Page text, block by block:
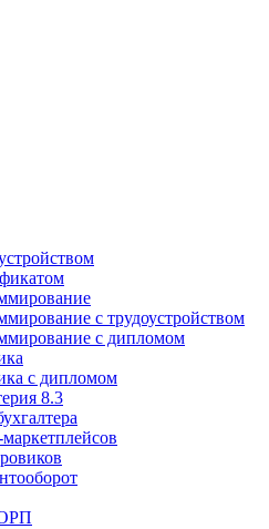
с трудоустройством
с дипломом
с дипломом
8.3